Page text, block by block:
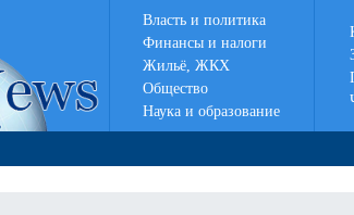
Власть и политика
Финансы и налоги
Жильё, ЖКХ
Общество
Наука и образование